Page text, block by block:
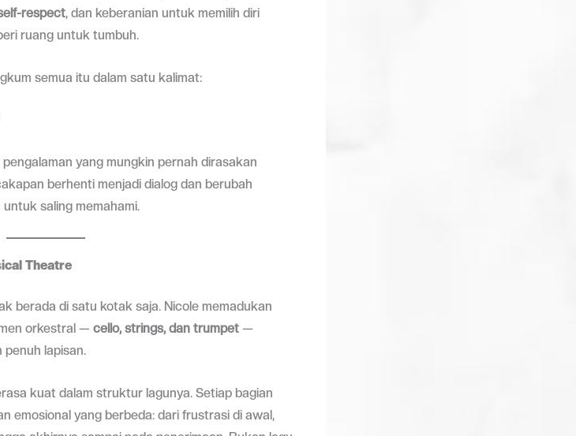
respect, dan keberanian untuk memilih diri
ruang untuk tumbuh.
semua itu dalam satu kalimat:
yang mungkin pernah dirasakan
berhenti menjadi dialog dan berubah
saling memahami.
Theatre
berada di satu kotak saja. Nicole memadukan
orkestral — cello, strings, dan trumpet —
lapisan.
kuat dalam struktur lagunya. Setiap bagian
emosional yang berbeda: dari frustrasi di awal,